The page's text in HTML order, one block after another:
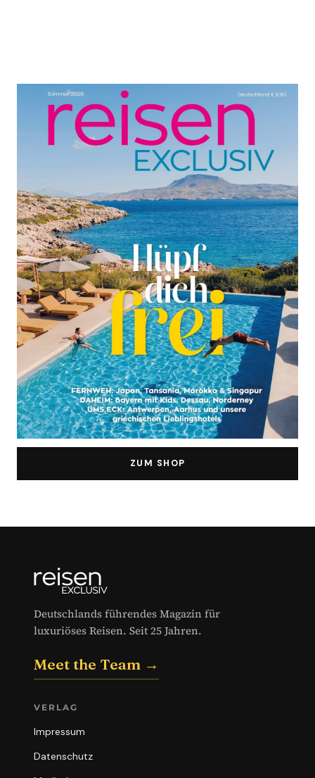
ZUM SHOP
Deutschlands führendes Magazin für
luxuriöses Reisen. Seit 25 Jahren.
Meet the Team →
VERLAG
Impressum
Datenschutz